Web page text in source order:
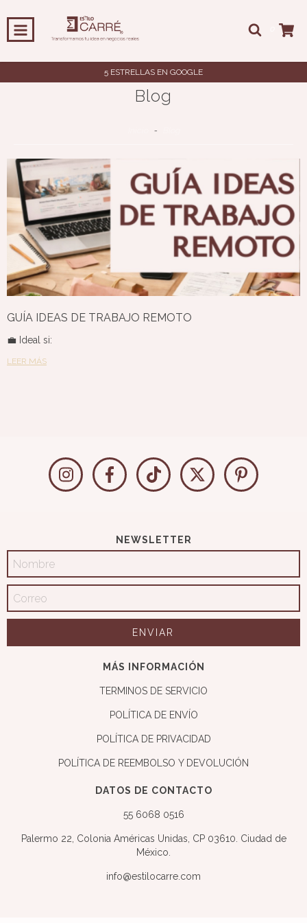
5 ESTRELLAS EN GOOGLE
Blog
-
GUÍA IDEAS DE TRABAJO REMOTO
💼 Ideal si:
LEER MÁS
NEWSLETTER
MÁS INFORMACIÓN
TERMINOS DE SERVICIO
POLÍTICA DE ENVÍO
POLÍTICA DE PRIVACIDAD
POLÍTICA DE REEMBOLSO Y DEVOLUCIÓN
DATOS DE CONTACTO
55 6068 0516
Palermo 22, Colonia Américas Unidas, CP 03610. Ciudad de
México.
info@estilocarre.com